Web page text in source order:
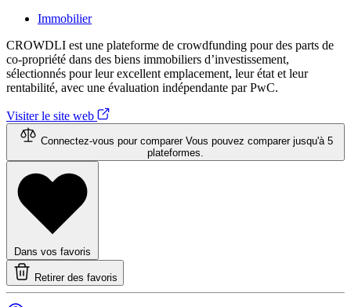
Immobilier
CROWDLI est une plateforme de crowdfunding pour des parts de
co-propriété dans des biens immobiliers d’investissement,
sélectionnés pour leur excellent emplacement, leur état et leur
rentabilité, avec une évaluation indépendante par PwC.
Visiter le site web
Connectez-vous pour comparer Vous pouvez comparer jusqu'à 5
plateformes.
Dans vos favoris
Retirer des favoris